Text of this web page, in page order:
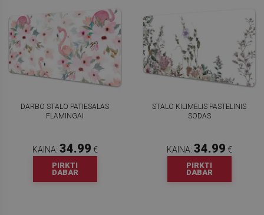
DARBO STALO PATIESALAS
FLAMINGAI
KAINA: 34.99 €
PIRKTI
DABAR
STALO KILIMĖLIS PASTELINIS
SODAS
KAINA: 34.99 €
PIRKTI
DABAR